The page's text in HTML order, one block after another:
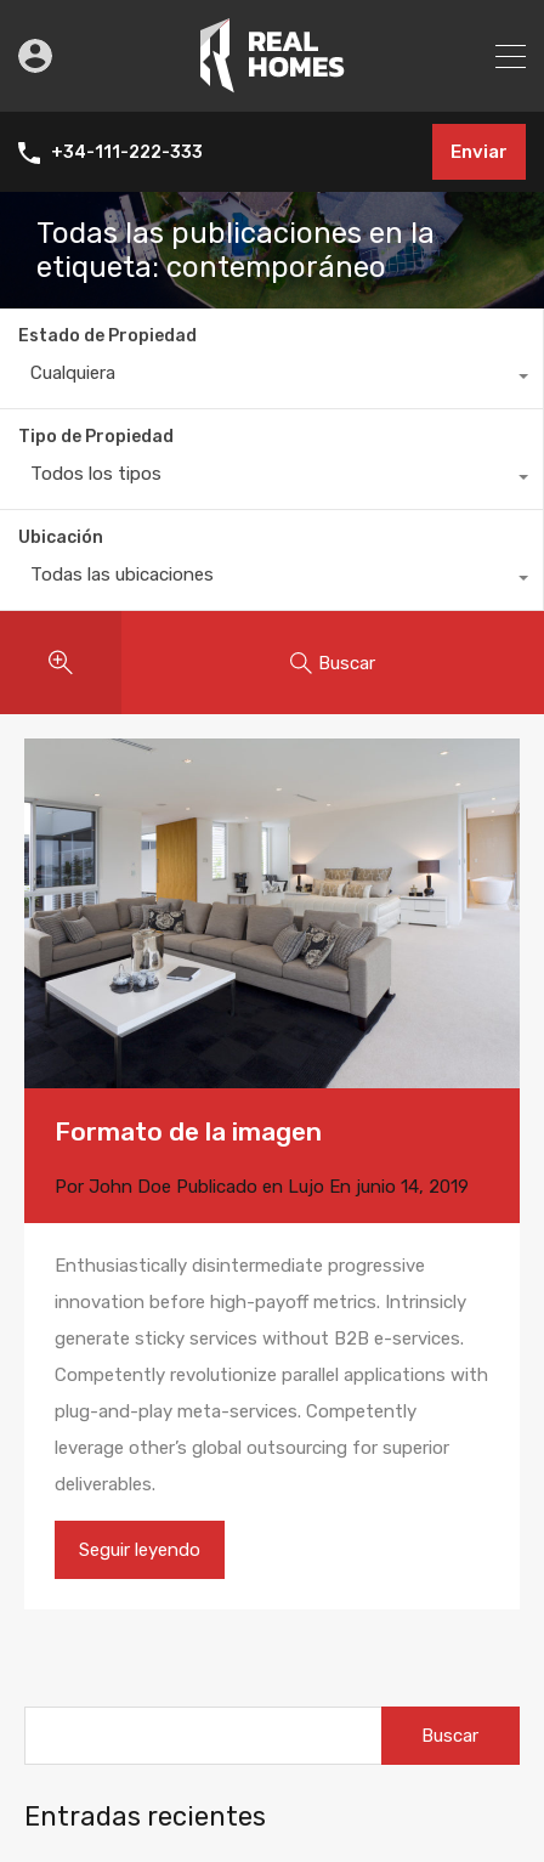
+34-111-222-333 Enviar
Todas las publicaciones en la
etiqueta: contemporáneo
Estado de Propiedad
Cualquiera
Tipo de Propiedad
Todos los tipos
Ubicación
Todas las ubicaciones
Buscar
Formato de la imagen
Por John Doe Publicado en Lujo En junio 14, 2019
Enthusiastically disintermediate progressive
innovation before high-payoff metrics. Intrinsicly
generate sticky services without B2B e-services.
Competently revolutionize parallel applications with
plug-and-play meta-services. Competently
leverage other’s global outsourcing for superior
deliverables.
Seguir leyendo
Entradas recientes